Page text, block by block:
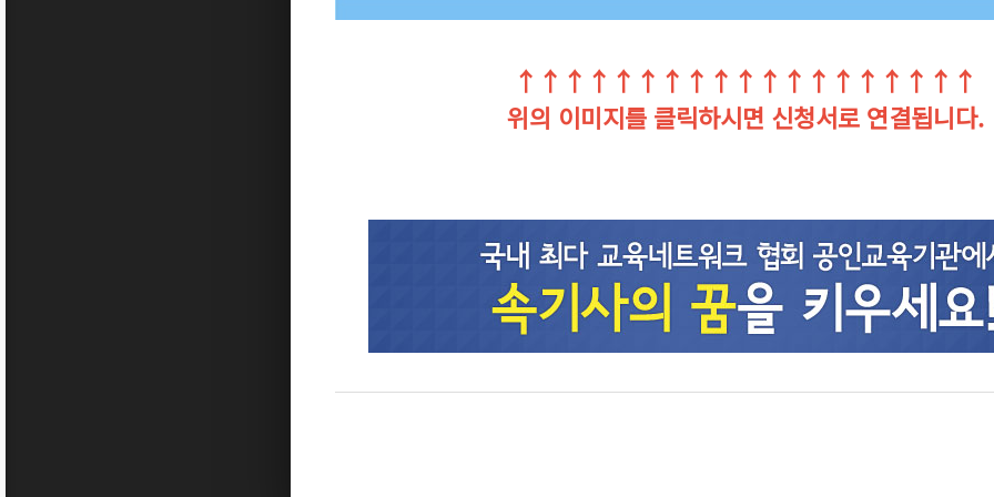
↑↑↑↑↑↑↑↑↑↑↑↑↑↑↑↑↑↑↑
위의 이미지를 클릭하시면 신청서로 연결됩니다.